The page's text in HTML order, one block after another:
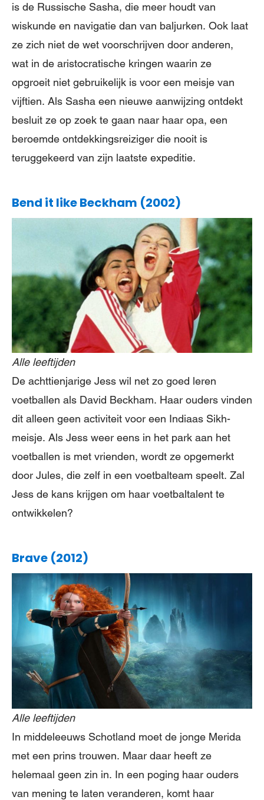
is de Russische Sasha, die meer houdt van
wiskunde en navigatie dan van baljurken. Ook laat
ze zich niet de wet voorschrijven door anderen,
wat in de aristocratische kringen waarin ze
opgroeit niet gebruikelijk is voor een meisje van
vijftien. Als Sasha een nieuwe aanwijzing ontdekt
besluit ze op zoek te gaan naar haar opa, een
beroemde ontdekkingsreiziger die nooit is
teruggekeerd van zijn laatste expeditie.
Bend it like Beckham (2002)
Alle leeftijden
De achttienjarige Jess wil net zo goed leren
voetballen als David Beckham. Haar ouders vinden
dit alleen geen activiteit voor een Indiaas Sikh-
meisje. Als Jess weer eens in het park aan het
voetballen is met vrienden, wordt ze opgemerkt
door Jules, die zelf in een voetbalteam speelt. Zal
Jess de kans krijgen om haar voetbaltalent te
ontwikkelen?
Brave (2012)
Alle leeftijden
In middeleeuws Schotland moet de jonge Merida
met een prins trouwen. Maar daar heeft ze
helemaal geen zin in. In een poging haar ouders
van mening te laten veranderen, komt haar